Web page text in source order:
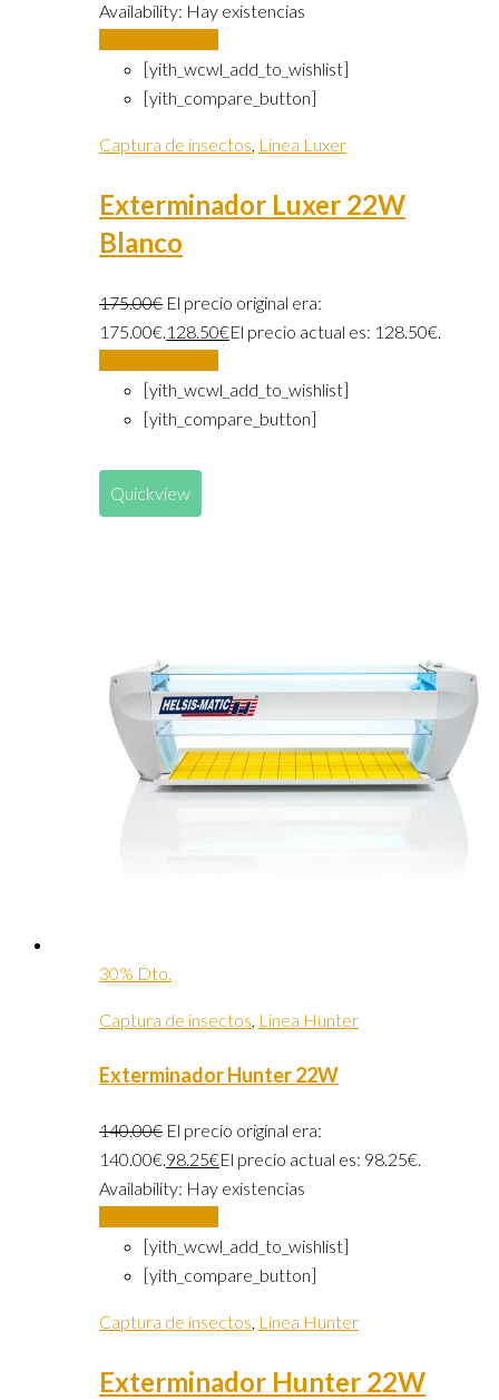
Availability: Hay existencias
[yith_wcwl_add_to_wishlist]
[yith_compare_button]
Captura de insectos, Linea Luxer
Exterminador Luxer 22W
Blanco
175.00€ El precio original era:
175.00€.128.50€El precio actual es: 128.50€.
[yith_wcwl_add_to_wishlist]
[yith_compare_button]
Quickview
30% Dto.
Captura de insectos, Linea Hunter
Exterminador Hunter 22W
140.00€ El precio original era:
140.00€.98.25€El precio actual es: 98.25€.
Availability: Hay existencias
[yith_wcwl_add_to_wishlist]
[yith_compare_button]
Captura de insectos, Linea Hunter
Exterminador Hunter 22W